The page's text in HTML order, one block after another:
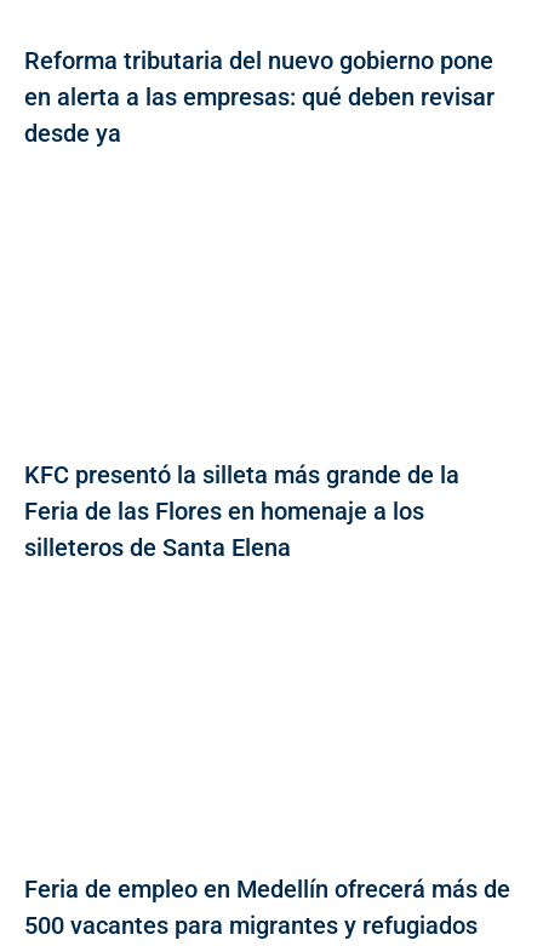
Reforma tributaria del nuevo gobierno pone
en alerta a las empresas: qué deben revisar
desde ya
KFC presentó la silleta más grande de la
Feria de las Flores en homenaje a los
silleteros de Santa Elena
Feria de empleo en Medellín ofrecerá más de
500 vacantes para migrantes y refugiados